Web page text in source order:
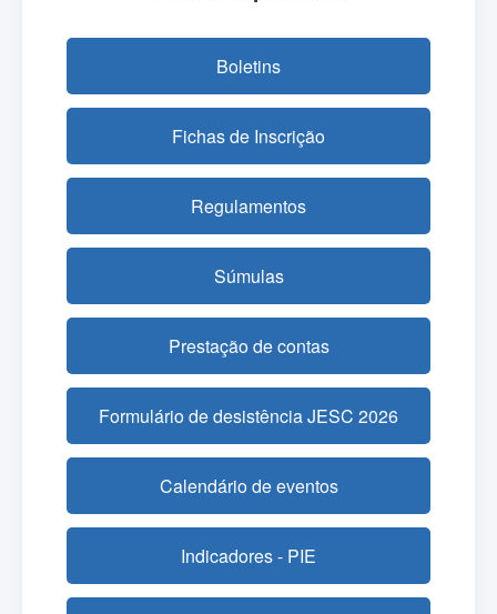
Boletins
Fichas de Inscrição
Regulamentos
Súmulas
Prestação de contas
Formulário de desistência JESC 2026
Calendário de eventos
Indicadores - PIE